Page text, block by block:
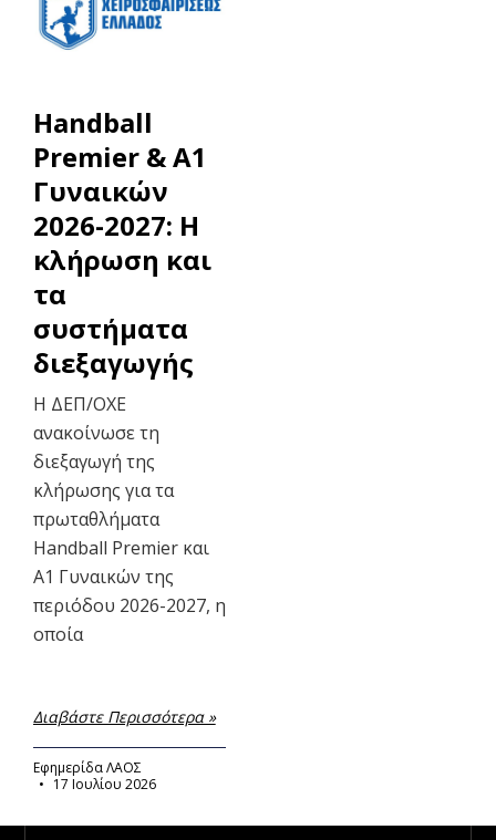
Handball
Premier & Α1
Γυναικών
2026-2027: Η
κλήρωση και
τα
συστήματα
διεξαγωγής
Η ΔΕΠ/ΟΧΕ
ανακοίνωσε τη
διεξαγωγή της
κλήρωσης για τα
πρωταθλήματα
Handball Premier και
Α1 Γυναικών της
περιόδου 2026-2027, η
οποία
Διαβάστε Περισσότερα »
Εφημερίδα ΛΑΟΣ
17 Ιουλίου 2026